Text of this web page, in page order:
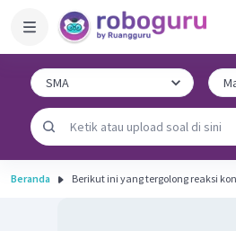
Beranda Berikut ini yang tergolong reaksi